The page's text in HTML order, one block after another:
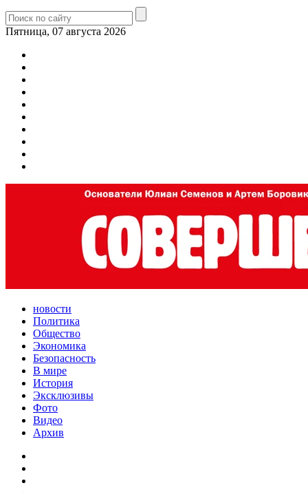
Пятница, 07 августа 2026
новости
Политика
Общество
Экономика
Безопасность
В мире
История
Эксклюзивы
Фото
Видео
Архив